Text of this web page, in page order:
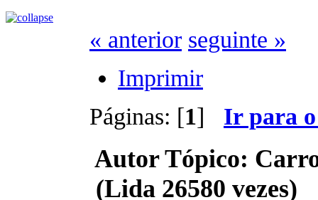
« anterior seguinte »
Imprimir
Páginas: [1] Ir para
AutorTópico:
(Lida 26580 vezes)